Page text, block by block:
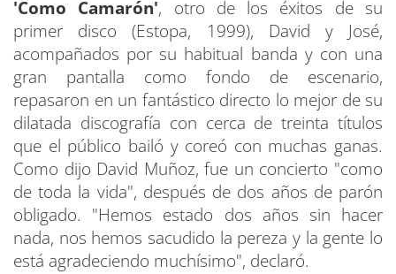
'Como Camarón', otro de los éxitos de su
primer disco (Estopa, 1999), David y José,
acompañados por su habitual banda y con una
gran pantalla como fondo de escenario,
repasaron en un fantástico directo lo mejor de su
dilatada discografía con cerca de treinta títulos
que el público bailó y coreó con muchas ganas.
Como dijo David Muñoz, fue un concierto "como
de toda la vida", después de dos años de parón
obligado. "Hemos estado dos años sin hacer
nada, nos hemos sacudido la pereza y la gente lo
está agradeciendo muchísimo", declaró.